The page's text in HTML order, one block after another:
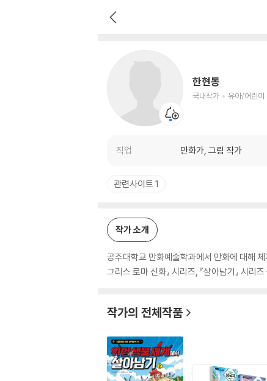
한현동
국내작가 유아/어린이
직업 만화가, 그림 작가
관련사이트 1
작가 소개
공주대학교 만화예술학과에서 만화에 대해 체
그리스 로마 신화』 시리즈, 『살아남기』 시리
작가의 전체작품